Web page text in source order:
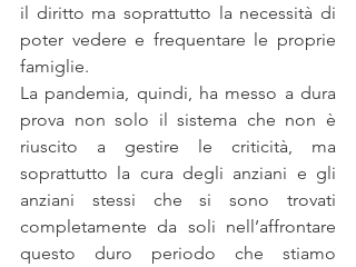
il diritto ma soprattutto la necessità di
poter vedere e frequentare le proprie
famiglie.
La pandemia, quindi, ha messo a dura
prova non solo il sistema che non è
riuscito a gestire le criticità, ma
soprattutto la cura degli anziani e gli
anziani stessi che si sono trovati
completamente da soli nell’affrontare
questo duro periodo che stiamo